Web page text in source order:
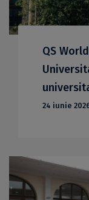
QS
24 iunie